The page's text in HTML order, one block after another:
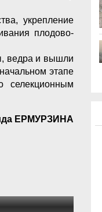
укрепление
плодово-
ведра и вышли
этапе
селекционным
ЕРМУРЗИНА